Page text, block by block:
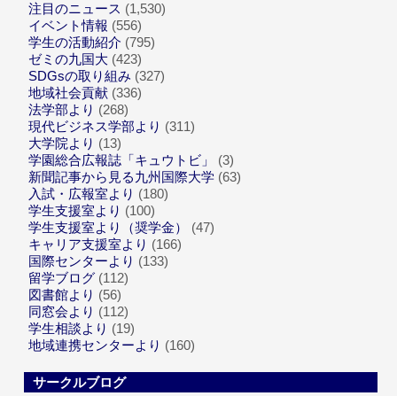
注目のニュース (1,530)
イベント情報 (556)
学生の活動紹介 (795)
ゼミの九国大 (423)
SDGsの取り組み (327)
地域社会貢献 (336)
法学部より (268)
現代ビジネス学部より (311)
大学院より (13)
学園総合広報誌「キュウトビ」
(3)
新聞記事から見る九州国際大学 (63)
入試・広報室より (180)
学生支援室より (100)
学生支援室より（奨学金）
(47)
キャリア支援室より (166)
国際センターより (133)
留学ブログ (112)
図書館より (56)
同窓会より (112)
学生相談より (19)
地域連携センターより (160)
サークルブログ